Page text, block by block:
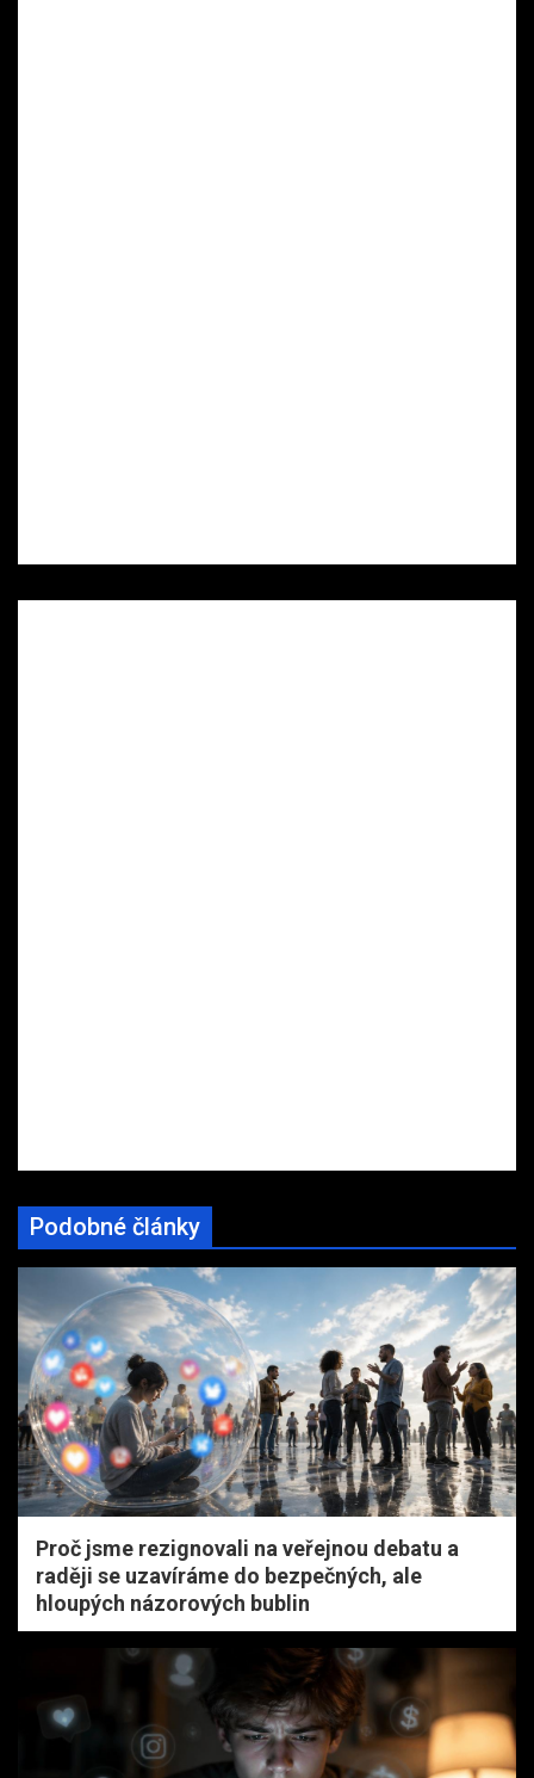
Podobné články
Proč jsme rezignovali na veřejnou debatu a
raději se uzavíráme do bezpečných, ale
hloupých názorových bublin